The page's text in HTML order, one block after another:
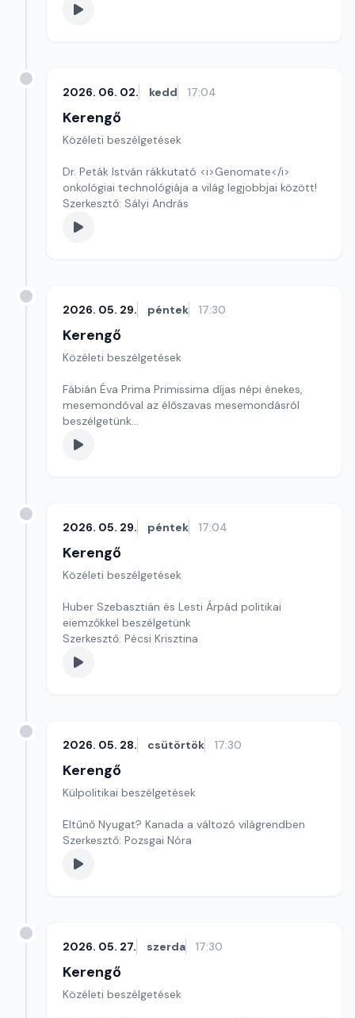
2026. 06. 02. kedd 17:04
Kerengő
Közéleti beszélgetések
Dr. Peták István rákkutató <i>Genomate</i>
onkológiai technológiája a világ legjobbjai között!
Szerkesztő: Sályi András
2026. 05. 29. péntek 17:30
Kerengő
Közéleti beszélgetések
Fábián Éva Prima Primissima díjas népi énekes,
mesemondóval az élőszavas mesemondásról
beszélgetünk
Szerkesztő: Sallai Éva
2026. 05. 29. péntek 17:04
Kerengő
Közéleti beszélgetések
Huber Szebasztián és Lesti Árpád politikai
eiemzőkkel beszélgetünk
Szerkesztő: Pécsi Krisztina
2026. 05. 28. csütörtök 17:30
Kerengő
Külpolitikai beszélgetések
Eltűnő Nyugat? Kanada a változó világrendben
Szerkesztő: Pozsgai Nóra
2026. 05. 27. szerda 17:30
Kerengő
Közéleti beszélgetések